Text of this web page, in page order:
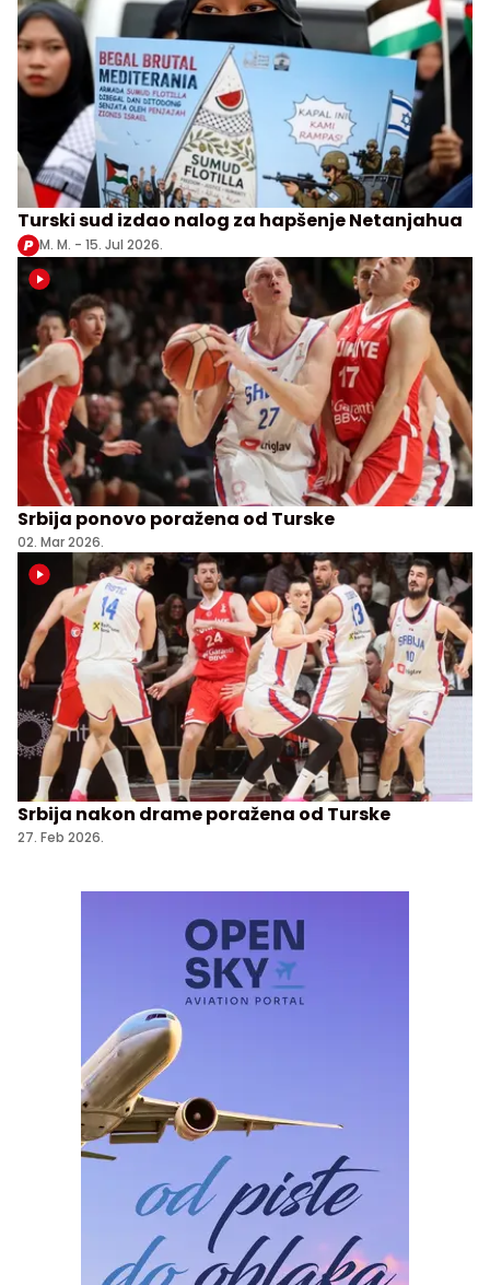
Turski sud izdao nalog za hapšenje Netanjahua
M. M. - 15. Jul 2026.
Srbija ponovo poražena od Turske
02. Mar 2026.
Srbija nakon drame poražena od Turske
27. Feb 2026.